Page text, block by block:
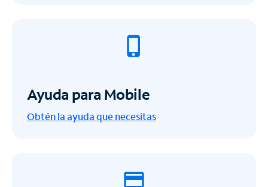
Ayuda para Mobile
Obtén la ayuda que necesitas